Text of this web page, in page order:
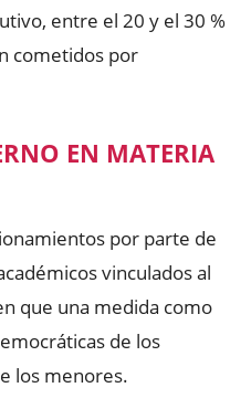
entre el 20 y el 30 %
cometidos por
EN MATERIA
por parte de
vinculados al
que una medida como
de los
los menores.